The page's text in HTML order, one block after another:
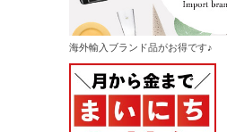
海外輸入ブランド品がお得です♪